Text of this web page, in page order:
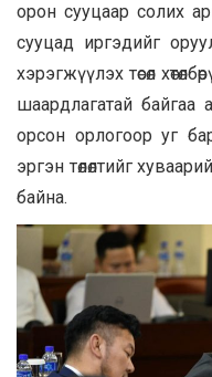
орон сууцаар солих
сууцад иргэдийг
хэрэгжүүлэх төсөл
шаардлагатай
орсон орлогоор уг
эргэн төлөлтийг
байна.